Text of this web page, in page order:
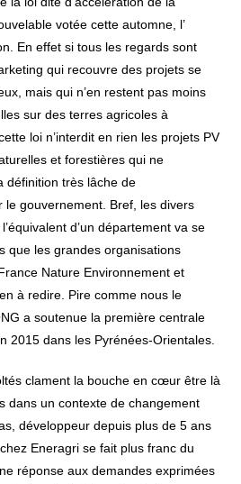
votée cette automne, l’
En effet si tous les regards sont
qui recouvre des projets se
mais qui n’en restent pas moins
sur des terres agricoles à
loi n’interdit en rien les projets PV
et forestières qui ne
définition très lâche de
le gouvernement. Bref, les divers
d’un département va se
que les grandes organisations
Nature Environnement et
à redire. Pire comme nous le
a soutenue la première centrale
2015 dans les Pyrénées-Orientales.
clament la bouche en cœur être là
dans un contexte de changement
développeur depuis plus de 5 ans
Eneragri se fait plus franc du
réponse aux demandes exprimées